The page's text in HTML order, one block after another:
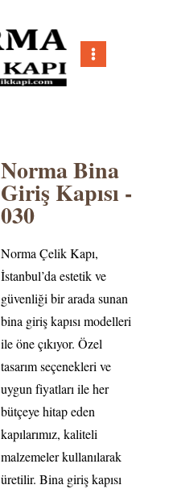
Norma Bina
Giriş Kapısı -
030
Norma Çelik Kapı,
İstanbul’da estetik ve
güvenliği bir arada sunan
bina giriş kapısı modelleri
ile öne çıkıyor. Özel
tasarım seçenekleri ve
uygun fiyatları ile her
bütçeye hitap eden
kapılarımız, kaliteli
malzemeler kullanılarak
üretilir. Bina giriş kapısı